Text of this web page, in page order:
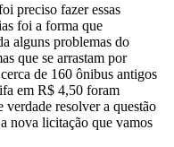
preciso fazer essas
foi a forma que
alguns problemas do
que se arrastam por
de 160 ônibus antigos
em R$ 4,50 foram
verdade resolver a questão
nova licitação que vamos